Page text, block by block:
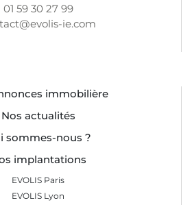
01 59 30 27 99
ie.com
immobilière
Nos actualités
sommes-nous ?
implantations
EVOLIS Paris
EVOLIS Lyon